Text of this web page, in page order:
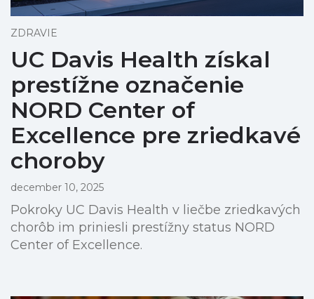
ZDRAVIE
UC Davis Health získal
prestížne označenie
NORD Center of
Excellence pre zriedkavé
choroby
december 10, 2025
Pokroky UC Davis Health v liečbe zriedkavých
chorôb im priniesli prestížny status NORD
Center of Excellence.